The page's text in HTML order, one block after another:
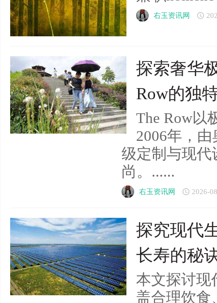
右玉资讯网
探索奢华
Row的独
The Row以
2006年，
级定制与现代
尚。......
右玉资讯网 2026-
探究现代
长寿的秘
本文探讨现
盖合理饮食